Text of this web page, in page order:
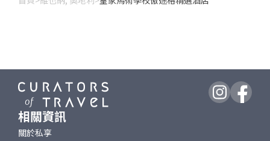
相關資訊
關於私享